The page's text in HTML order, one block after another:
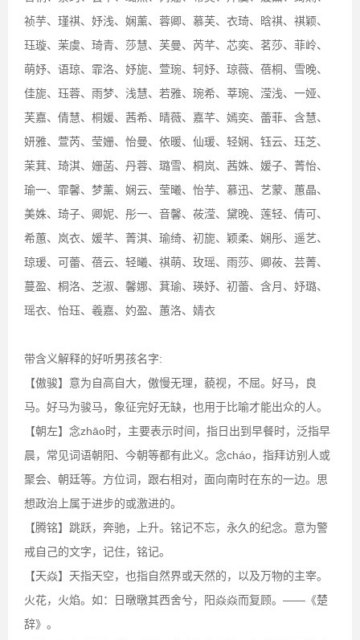
祯芋、瑾祺、妤浅、娴薰、蓉卿、慕芙、衣琦、晗祺、祺颖、
珏璇、茉虞、琦青、莎慧、芙曼、芮芊、芯奕、茗莎、菲岭、
萌妤、语琼、霏洛、妤旎、萱琬、轲妤、琼薇、蓓桐、雪晚、
佳旎、珏蓉、雨梦、浅慧、若雅、琬希、莘琬、滢浅、一娅、
芙嘉、倩慧、桐媛、茜希、晴薇、嘉芊、嫣奕、蕾菲、含慧、
妍雅、萱芮、莹姗、怡曼、依暖、仙瑗、轻娴、钰云、珏芝、
茉萁、琦淇、姗菡、丹蓉、璐雪、桐岚、茜姝、媛子、菁怡、
瑜一、霏馨、梦薰、娴云、莹曦、怡芋、慕迅、艺蒙、蕙晶、
美姝、琦子、卿妮、彤一、音馨、莜滢、黛晚、莲轻、倩可、
希蕙、岚衣、媛芊、菁淇、瑜绮、初旎、颖柔、娴彤、遥艺、
琼瑗、可蕾、蓓云、轻曦、祺萌、玫瑶、雨莎、卿莜、芸菁、
蔓盈、桐洛、芝淑、馨娜、萁瑜、瑛妤、初蕾、含月、妤璐、
瑶衣、怡珏、羲嘉、妁盈、蕙洛、婧衣
带含义解释的好听男孩名字:
【傲骏】意为自高自大，傲慢无理，藐视，不屈。好马，良
马。好马为骏马，象征完好无缺，也用于比喻才能出众的人。
【朝左】念zhāo时，主要表示时间，指日出到早餐时，泛指早
晨，常见词语朝阳、今朝等都有此义。念cháo，指拜访别人或
聚会、朝廷等。方位词，跟右相对，面向南时在东的一边。思
想政治上属于进步的或激进的。
【腾铭】跳跃，奔驰，上升。铭记不忘，永久的纪念。意为警
戒自己的文字，记住，铭记。
【天焱】天指天空，也指自然界或天然的，以及万物的主宰。
火花，火焰。如：日暾暾其西舍兮，阳焱焱而复顾。――《楚
辞》。